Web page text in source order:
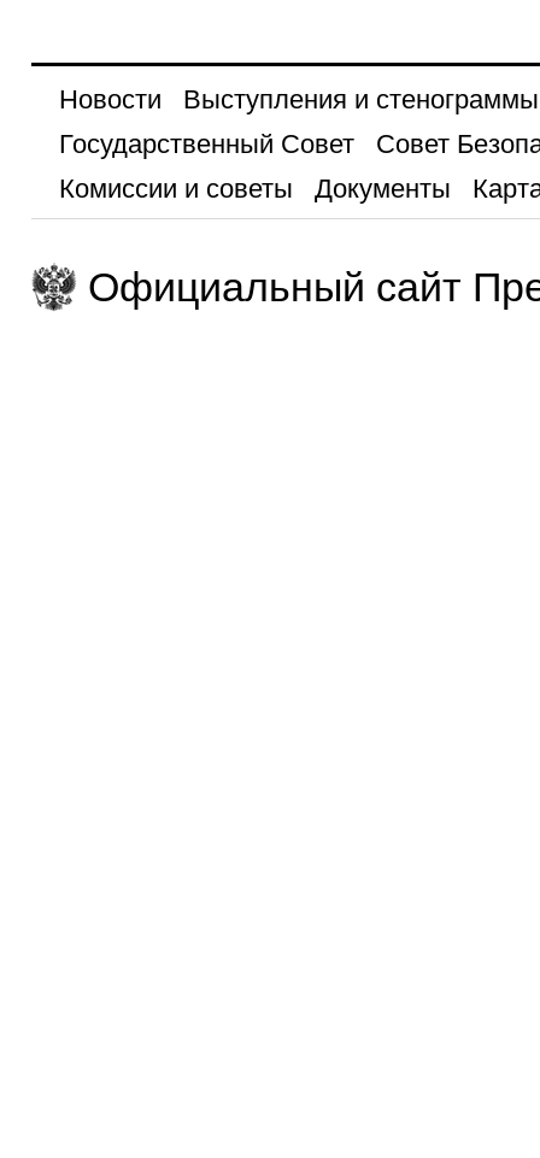
Новости
Выступления и стенограммы
Государственный Совет
Совет
Комиссии и советы
Документы
Официальный сайт